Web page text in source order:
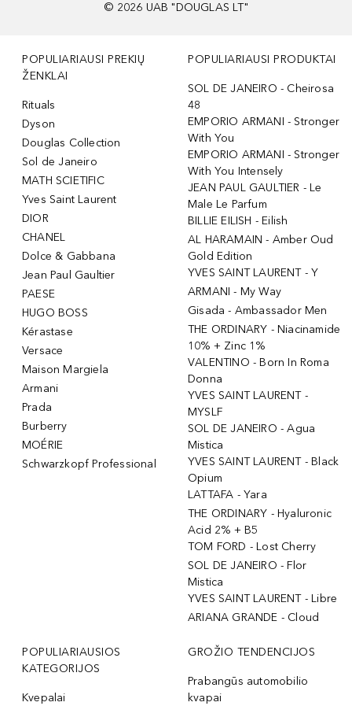
© 2026 UAB "DOUGLAS LT"
POPULIARIAUSI PREKIŲ
ŽENKLAI
Rituals
Dyson
Douglas Collection
Sol de Janeiro
MATH SCIETIFIC
Yves Saint Laurent
DIOR
CHANEL
Dolce & Gabbana
Jean Paul Gaultier
PAESE
HUGO BOSS
Kérastase
Versace
Maison Margiela
Armani
Prada
Burberry
MOÉRIE
Schwarzkopf Professional
POPULIARIAUSI PRODUKTAI
SOL DE JANEIRO - Cheirosa
48
EMPORIO ARMANI - Stronger
With You
EMPORIO ARMANI - Stronger
With You Intensely
JEAN PAUL GAULTIER - Le
Male Le Parfum
BILLIE EILISH - Eilish
AL HARAMAIN - Amber Oud
Gold Edition
YVES SAINT LAURENT - Y
ARMANI - My Way
Gisada - Ambassador Men
THE ORDINARY - Niacinamide
10% + Zinc 1%
VALENTINO - Born In Roma
Donna
YVES SAINT LAURENT -
MYSLF
SOL DE JANEIRO - Agua
Mistica
YVES SAINT LAURENT - Black
Opium
LATTAFA - Yara
THE ORDINARY - Hyaluronic
Acid 2% + B5
TOM FORD - Lost Cherry
SOL DE JANEIRO - Flor
Mistica
YVES SAINT LAURENT - Libre
ARIANA GRANDE - Cloud
POPULIARIAUSIOS
KATEGORIJOS
Kvepalai
GROŽIO TENDENCIJOS
Prabangūs automobilio
kvapai